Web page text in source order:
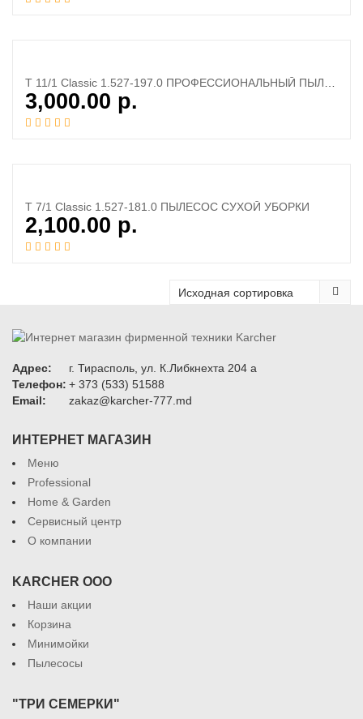
3,000.00 р.
T 7/1 Classic 1.527-181.0 ПЫЛЕСОС СУХОЙ УБОРКИ
2,100.00 р.
Адрес:
г. Тирасполь, ул. К.Либкнехта 204 а
Телефон: + 373 (533) 51588
Email:
zakaz@karcher-777.md
ИНТЕРНЕТ МАГАЗИН
Меню
Professional
Home & Garden
Сервисный центр
О компании
KARCHER ООО
Наши акции
Корзина
Минимойки
Пылесосы
"ТРИ СЕМЕРКИ"